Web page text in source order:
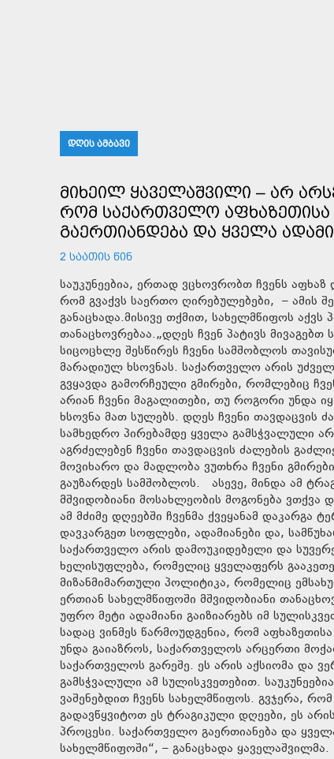
ᲓᲦᲘᲡ ᲐᲛᲑᲐᲕᲘ
ᲛᲘᲮᲔᲘᲚ ᲧᲐᲕᲔᲚᲐᲨᲕᲘᲚᲘ – ᲐᲠ
ᲠᲝᲛ ᲡᲐᲥᲐᲠᲗᲕᲔᲚᲝ ᲐᲤᲮᲐᲖᲔᲗᲘᲡᲐ
ᲒᲐᲔᲠᲗᲘᲐᲜᲓᲔᲑᲐ ᲓᲐ ᲧᲕᲔᲚᲐ
2 ᲡᲐᲐᲗᲘᲡ ᲬᲘᲜ
საუკუნეებია, ერთად ვცხოვრობთ ჩვენს
რომ გვაქვს საერთო ღირებულებები, – ამის
განაცხადა.მისივე თქმით, სახელმწიფოს
თანაცხოვრებაა.„დღეს ჩვენ პატივს
სიცოცხლე შესწირეს ჩვენი სამშობლოს
მარადიულ ხსოვნას. საქართველო არის
გვყავდა გამორჩეული გმირები, რომლებიც
არიან ჩვენი მაგალითები, თუ როგორი უნდა
ხსოვნა მათ სულებს. დღეს ჩვენი თავდაცვის
სამხედრო პირებამდე ყველა გამსჭვალული
აგრძელებენ ჩვენი თავდაცვის ძალების
მოვიხარო და მადლობა ვუთხრა ჩვენი
გაუზარდეს სამშობლოს. ასევე, მინდა ამ
მშვიდობიანი მოსახლეობის მოგონება ვთქვა
ამ მძიმე დღეებში ჩვენმა ქვეყანამ დაკარგა
დავკარგეთ სოფლები, ადამიანები და,
საქართველო არის დამოუკიდებელი და
ხელისუფლება, რომელიც ყველაფერს
მიზანმიმართული პოლიტიკა, რომელიც
ერთიან სახელმწიფოში მშვიდობიანი
უფრო მეტი ადამიანი გაიზიარებს იმ
სადაც ვინმეს წარმოუდგენია, რომ
უნდა გაიაზროს, საქართველოს არცერთი
საქართველოს გარეშე. ეს არის აქსიომა და
გამსჭვალული ამ სულისკვეთებით.
ვაშენებდით ჩვენს სახელმწიფოს. გვჯერა,
გადავწყვიტოთ ეს ტრაგიკული დღეები, ეს
პროცესი. საქართველო გაერთიანება და
სახელმწიფოში“, – განაცხადა ყაველაშვილმა.